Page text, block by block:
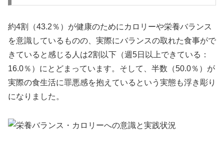
約4割（43.2％）が健康のためにカロリーや栄養バランス
を意識しているものの、実際にバランスの取れた食事がで
きていると感じる人は2割以下（週5日以上できている：
16.0％）にとどまっています。そして、半数（50.0％）が
実際の食生活に罪悪感を抱えているという実態も浮き彫り
になりました。